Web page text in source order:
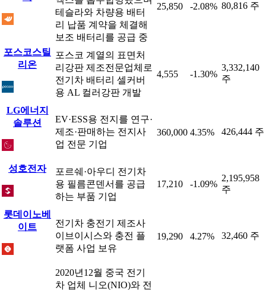
테슬라와 차량용 배터
리 납품 계약을 체결해
보조 배터리를 공급 중
25,850 -2.08% 80,816 주
포스코스틸
리온
포스코 계열의 표면처
리강판 제조전문업체로
전기차 배터리 셀커버
용 AL 컬러강판 개발
4,555 -1.30%
3,332,140
주
LG에너지
솔루션
EV·ESS용 전지를 연구·
제조·판매하는 전지사
업 전문 기업
360,000 4.35% 426,444 주
성호전자
포르쉐·아우디 전기차
용 필름콘덴서를 공급
하는 부품 기업
17,210 -1.09%
2,195,958
주
롯데이노베
이트
전기차 충전기 제조사
이브이시스와 충전 플
랫폼 사업 보유
19,290 4.27% 32,460 주
2020년12월 중국 전기
차 업체 니오(NIO)와 전